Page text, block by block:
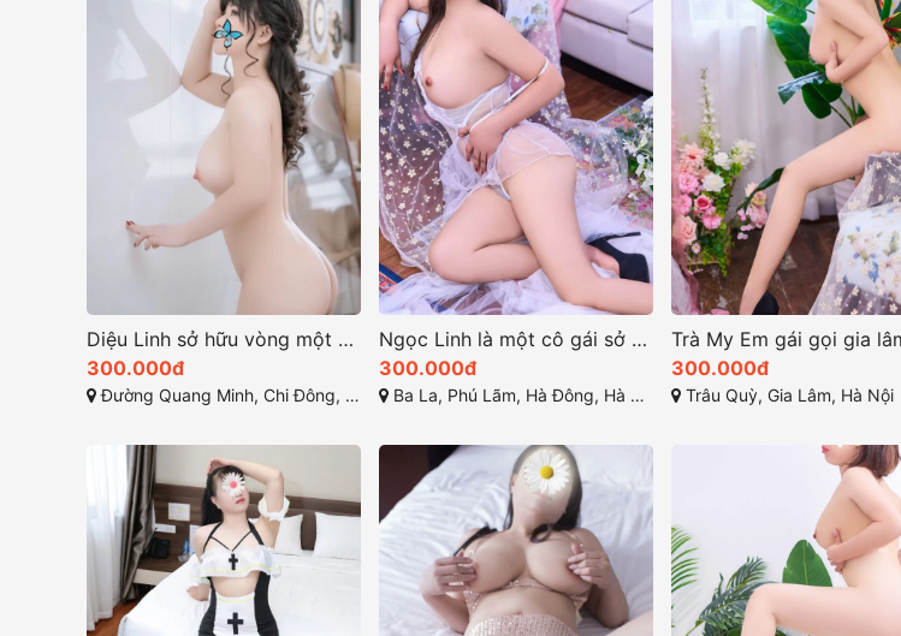
Diệu Linh sở hữu vòng một đầy đặn V-line thanh tú
300.000đ
Đường Quang Minh, Chi Đông, Mê Linh, Hà Nội
Ngọc Linh là một cô gái sở hữu vẻ đẹp cuốn hút khó cưỡng
300.000đ
Ba La, Phú Lãm, Hà Đông, Hà Nội
300.000đ
Trâu Quỳ, Gia Lâm, Hà Nội